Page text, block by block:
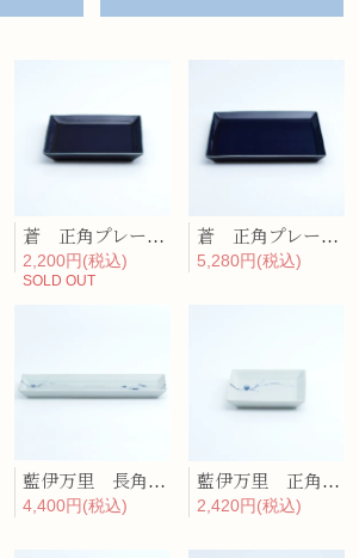
蒼 正角プレート（中）
2,200円(税込)
SOLD OUT
蒼 正角プレート（大）
5,280円(税込)
藍伊万里 長角プレート
4,400円(税込)
藍伊万里 正角プレート（小）
2,420円(税込)